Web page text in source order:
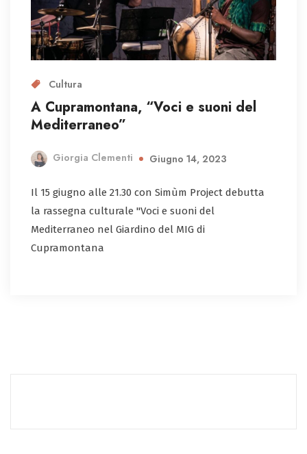
Cultura
A Cupramontana, “Voci e suoni del
Mediterraneo”
Giorgia Clementi Giugno 14, 2023
Il 15 giugno alle 21.30 con Simùm Project debutta
la rassegna culturale "Voci e suoni del
Mediterraneo nel Giardino del MIG di
Cupramontana